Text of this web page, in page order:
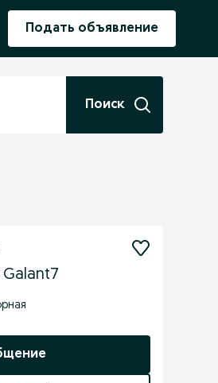
Подать объявление
Поиск